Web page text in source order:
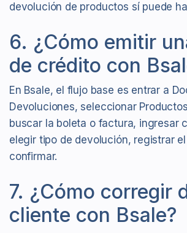
devolución de productos sí puede
6. ¿Cómo emitir
de crédito con
En Bsale, el flujo base es entrar a
Devoluciones, seleccionar
buscar la boleta o factura, ingresar
elegir tipo de devolución, registrar
confirmar.
7. ¿Cómo corregir
cliente con Bsale?